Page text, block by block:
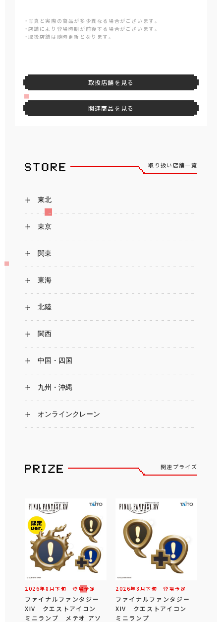
・写真と実際の商品が多少異なる場合がございます。
・店舗により登場時期が前後する場合がございます。
・取扱店舗は随時更新となります。
取扱店舗を見る
関連商品を見る
取り扱い店舗一覧
東北
東京
関東
東海
北陸
関西
中国・四国
九州・沖縄
オンラインクレーン
関連プライズ
2026年8 月下旬 登場予定
ファイナルファンタジー
XIV クエストアイコン
ミニランプ メテオ アソ
2026年8 月下旬 登場予定
ファイナルファンタジー
XIV クエストアイコン
ミニランプ